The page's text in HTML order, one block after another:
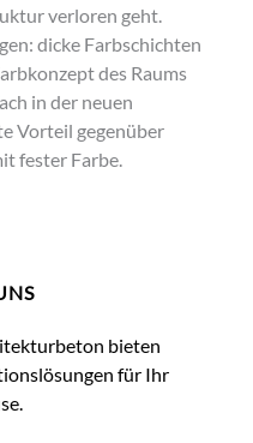
verloren geht.
dicke Farbschichten
des Raums
in der neuen
Vorteil gegenüber
fester Farbe.
bieten
für Ihr